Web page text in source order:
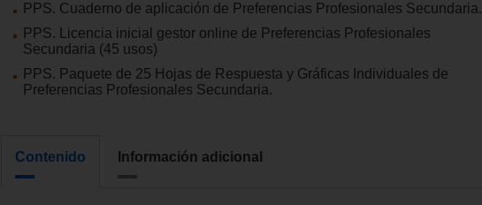
PPS. Cuaderno de aplicación de Preferencias Profesionales Secundaria.
PPS. Licencia inicial gestor online de Preferencias Profesionales
Secundaria (45 usos)
PPS. Paquete de 25 Hojas de Respuesta y Gráficas Individuales de
Preferencias Profesionales Secundaria.
Contenido Información adicional